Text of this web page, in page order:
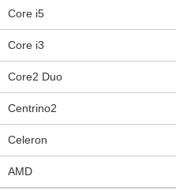
Core i5
Core i3
Core2 Duo
Centrino2
Celeron
AMD